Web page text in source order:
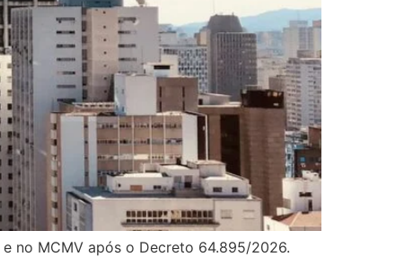
no MCMV após o Decreto 64.895/2026.